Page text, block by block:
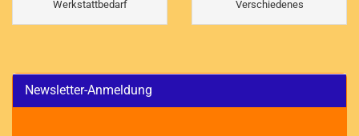
Werkstattbedarf Verschiedenes
Newsletter-Anmeldung